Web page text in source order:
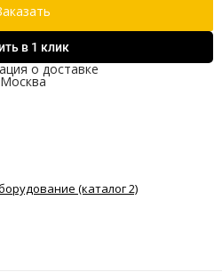
в 1 клик
о доставке
Москва
(каталог 2)